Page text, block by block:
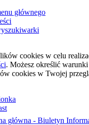
głównego
cookies w celu
. Możesz określić
cookies w Twojej
główna - Biuletyn